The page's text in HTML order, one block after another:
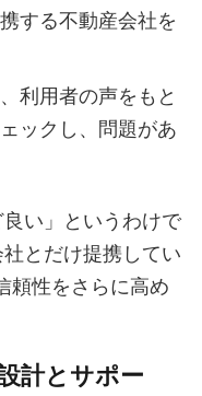
する不動産会社を
利用者の声をもと
ックし、問題があ
良い」というわけで
とだけ提携してい
頼性をさらに高め
計とサポー